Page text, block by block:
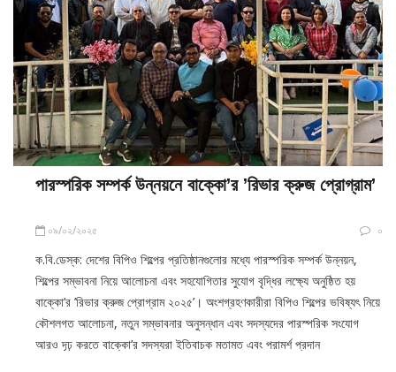
পারস্পরিক সম্পর্ক উন্নয়নে বাক্কো’র ’রিভার ক্রুজ প্রোগ্রাম’
০৯/০২/২০২৫ ০
ক.বি.ডেস্ক: দেশের বিপিও শিল্পের প্রতিষ্ঠানগুলোর মধ্যে পারস্পরিক সম্পর্ক উন্নয়ন,
শিল্পের সম্ভাবনা নিয়ে আলোচনা এবং সহযোগিতার সুযোগ বৃদ্ধির লক্ষ্যে অনুষ্ঠিত হয়
বাক্কো’র ’রিভার ক্রুজ প্রোগ্রাম ২০২৫’। অংশগ্রহণকারীরা বিপিও শিল্পের ভবিষ্যৎ নিয়ে
কৌশলগত আলোচনা, নতুন সম্ভাবনার অনুসন্ধান এবং সদস্যদের পারস্পরিক সংযোগ
আরও দৃঢ় করতে বাক্কো’র সদস্যরা ইতিবাচক মতামত এবং পরামর্শ প্রদান